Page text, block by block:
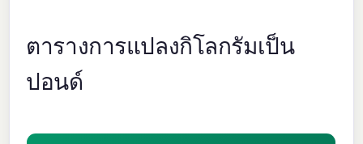
ตารางการแปลงกิโลกรัมเป็น
ปอนด์